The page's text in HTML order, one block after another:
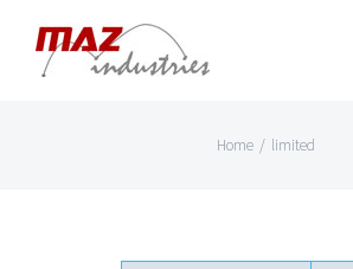
Skip
Home / limited